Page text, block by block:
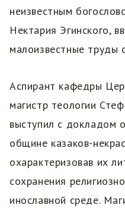
неизвестным
Нектария Эгинского,
малоизвестные труды
Аспирант кафедры
магистр теологии
выступил с докладом
общине казаков-
охарактеризовав их
сохранения
инославной среде.